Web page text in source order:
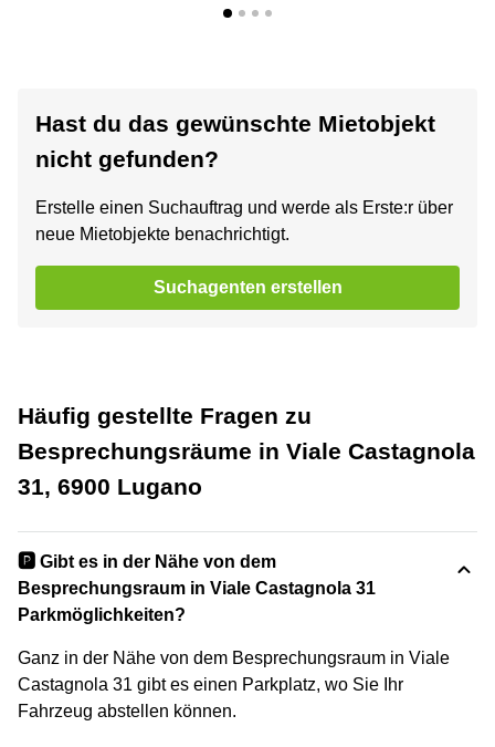
Hast du das gewünschte Mietobjekt
nicht gefunden?
Erstelle einen Suchauftrag und werde als Erste:r über
neue Mietobjekte benachrichtigt.
Suchagenten erstellen
Häufig gestellte Fragen zu
Besprechungsräume in Viale Castagnola
31, 6900 Lugano
🅿️ Gibt es in der Nähe von dem
Besprechungsraum in Viale Castagnola 31
Parkmöglichkeiten?
Ganz in der Nähe von dem Besprechungsraum in Viale
Castagnola 31 gibt es einen Parkplatz, wo Sie Ihr
Fahrzeug abstellen können.